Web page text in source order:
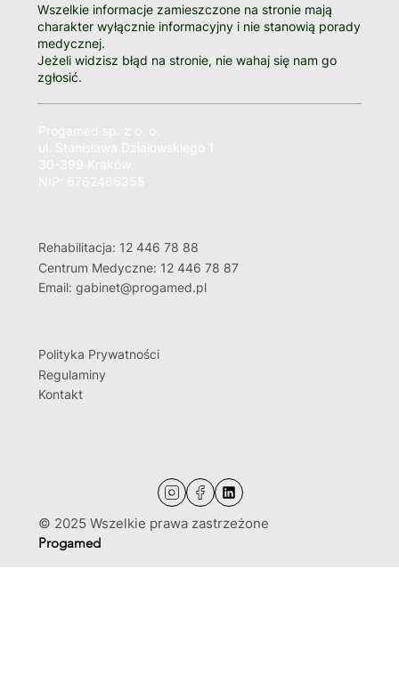
Wszelkie informacje zamieszczone na stronie mają
charakter wyłącznie informacyjny i nie stanowią porady
medycznej.
Jeżeli widzisz błąd na stronie, nie wahaj się nam go
zgłosić.
Rehabilitacja: 12 446 78 88
Centrum Medyczne: 12 446 78 87
Email: gabinet@progamed.pl
© 2025 Wszelkie prawa zastrzeżone
Progamed
Polityka Prywatności
Regulaminy
Kontakt